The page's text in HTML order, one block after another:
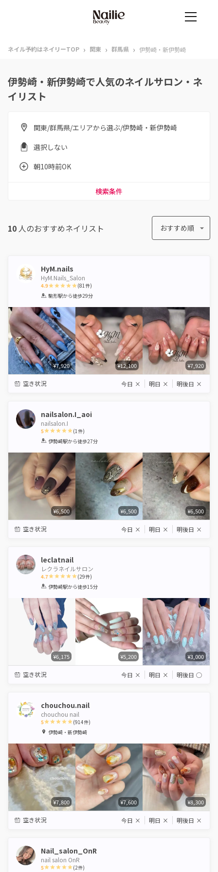
ネイル予約はネイリーTOP › 関東 › 群馬県 › 伊勢崎・新伊勢崎
伊勢崎・新伊勢崎で人気のネイルサロン・ネ
イリスト
関東/群馬県/エリアから選ぶ/伊勢崎・新伊勢崎
選択しない
朝10時前OK
検索条件
10 人のおすすめネイリスト おすすめ順
HyM.nails
HyM.Nails_Salon
4.9
1 2 3 4 5
(81件)
駒形駅から徒歩29分
¥7,920 ¥12,100 ¥7,920
空き状況 今日 × 明日 × 明後日 ×
nailsalon.I_aoi
nailsalon.I
5
1 2 3 4 5
(1件)
伊勢崎駅から徒歩27分
¥6,500 ¥6,500 ¥6,500
空き状況 今日 × 明日 × 明後日 ×
leclatnail
レクラネイルサロン
4.7
1 2 3 4 5
(29件)
伊勢崎駅から徒歩15分
¥6,175 ¥5,200 ¥3,000
空き状況 今日 × 明日 × 明後日 ◯
chouchou.nail
chouchou nail
5
1 2 3 4 5
(914件)
伊勢崎・新伊勢崎
¥7,800 ¥7,600 ¥8,300
空き状況 今日 × 明日 × 明後日 ×
Nail_salon_OnR
nail salon OnR
5 (2件)